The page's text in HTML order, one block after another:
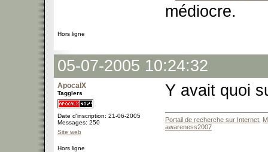
médiocre.
Hors ligne
05-07-2005 10:24:32
ApocalX
Tagglers
Date d'inscription: 21-06-2005
Messages: 250
Site web
Y avait quoi
Portail de recherche sur Internet
awareness2007
Hors ligne